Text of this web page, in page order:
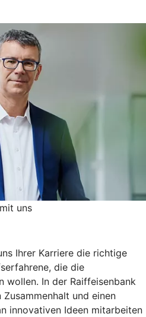
uns
Ihrer Karriere die richtige
die die
wollen. In der Raiffeisenbank
und einen
innovativen Ideen mitarbeiten